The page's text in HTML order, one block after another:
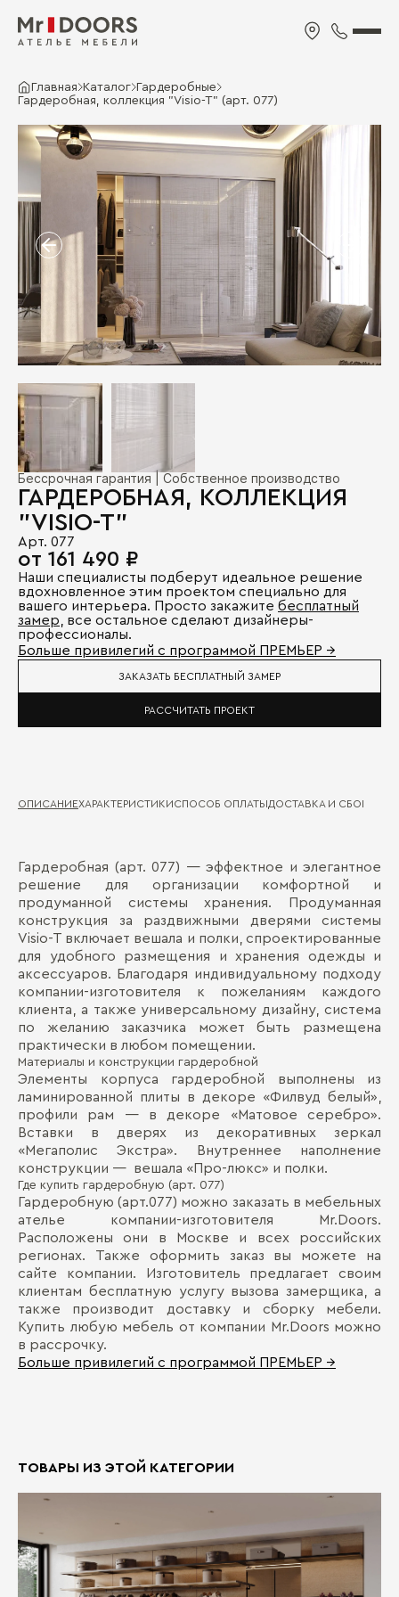
Главная Каталог Гардеробные
Гардеробная, коллекция "Visio-T" (арт. 077)
Бессрочная гарантия | Собственное производство
ГАРДЕРОБНАЯ, КОЛЛЕКЦИЯ
"VISIO-T"
Арт. 077
от 161 490 ₽
Наши специалисты подберут идеальное решение
вдохновленное этим проектом специально для
вашего интерьера. Просто закажите бесплатный
замер , все остальное сделают дизайнеры-
профессионалы.
Больше привилегий с программой ПРЕМЬЕР →
ЗАКАЗАТЬ БЕСПЛАТНЫЙ ЗАМЕР
РАССЧИТАТЬ ПРОЕКТ
ОПИСАНИЕХАРАКТЕРИСТИКИСПОСОБ ОПЛАТЫДОСТАВКА И СБОРКА
Гардеробная (арт. 077) — эффектное и элегантное
решение для организации комфортной и
продуманной системы хранения. Продуманная
конструкция за раздвижными дверями системы
Visio-T включает вешала и полки, спроектированные
для удобного размещения и хранения одежды и
аксессуаров. Благодаря индивидуальному подходу
компании-изготовителя к пожеланиям каждого
клиента, а также универсальному дизайну, система
по желанию заказчика может быть размещена
практически в любом помещении.
Материалы и конструкции гардеробной
Элементы корпуса гардеробной выполнены из
ламинированной плиты в декоре «Филвуд белый»,
профили рам — в декоре «Матовое серебро».
Вставки в дверях из декоративных зеркал
«Мегаполис Экстра». Внутреннее наполнение
конструкции — вешала «Про-люкс» и полки.
Где купить гардеробную (арт. 077)
Гардеробную (арт.077) можно заказать в мебельных
ателье компании-изготовителя Mr.Doors.
Расположены они в Москве и всех российских
регионах. Также оформить заказ вы можете на
сайте компании. Изготовитель предлагает своим
клиентам бесплатную услугу вызова замерщика, а
также производит доставку и сборку мебели.
Купить любую мебель от компании Mr.Doors можно
в рассрочку.
Больше привилегий с программой ПРЕМЬЕР →
ТОВАРЫ ИЗ ЭТОЙ КАТЕГОРИИ